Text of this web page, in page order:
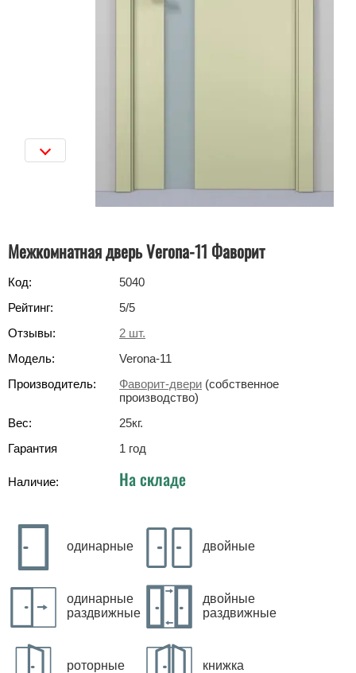
Межкомнатная дверь Verona-11 Фаворит
Код:
5040
Рейтинг:
5/5
Отзывы:
2 шт.
Модель:
Verona-11
Производитель:
Фаворит-двери (собственное
производство)
Вес:
25кг.
Гарантия
1 год
Наличие: На складе
одинарные двойные
одинарные
раздвижные
двойные
раздвижные
роторные книжка